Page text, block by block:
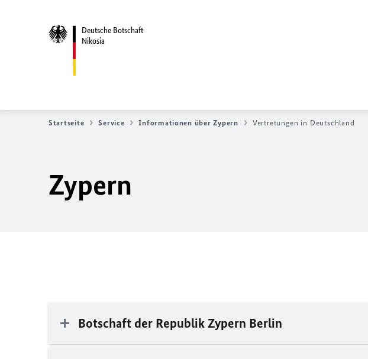
Deutsche Botschaft
Nikosia
Startseite Service Informationen über Zypern Vertretungen in Deutschland
Zypern
Botschaft der Republik Zypern Berlin